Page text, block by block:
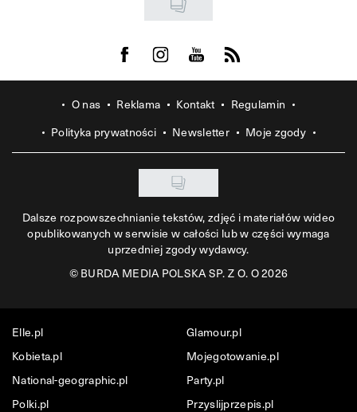
Visit us on Facebook
Visit us on Instagram
Visit us on Youtube
Visit us on Rss
O nas Reklama Kontakt
Regulamin
Polityka prywatności
Newsletter Moje zgody
Dalsze rozpowszechnianie tekstów, zdjęć i materiałów wideo
opublikowanych w serwisie w całości lub w części wymaga
uprzedniej zgody wydawcy.
©BURDA MEDIA POLSKA SP. Z O. O 2026
Elle.pl
Glamour.pl
Kobieta.pl
Mojegotowanie.pl
National-geographic.pl
Party.pl
Polki.pl
Przyslijprzepis.pl